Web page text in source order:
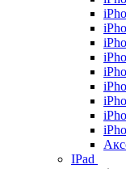
IPad